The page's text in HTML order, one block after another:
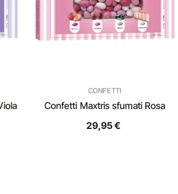
CONFETTI
Confetti Maxtris sfumati Rosa
29,95 €